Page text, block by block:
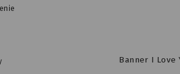
Banner I Love